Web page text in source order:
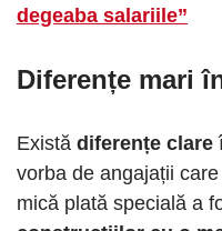
degeaba salariile”
Diferențe mari
Există diferențe clare
vorba de angajații
mică plată specială a